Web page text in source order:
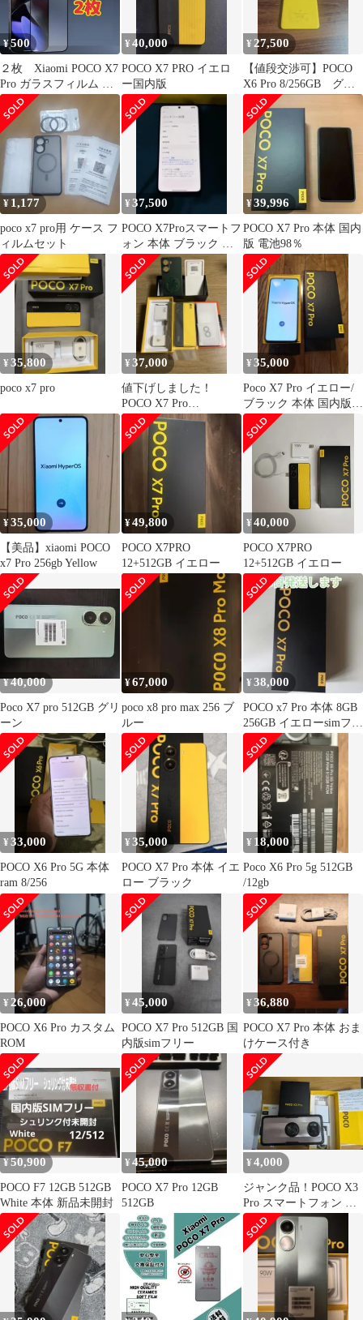
¥500
２枚 Xiaomi POCO X7
Pro ガラスフィルム 強
化 黒枠 9H
¥40,000
POCO X7 PRO イエロ
ー国内版
¥ 27,500
【値段交渉可】POCO
X6 Pro 8/256GB グロ
ーバル版 SIMフリー
¥ 1,177
poco x7 pro用 ケース フ
ィルムセット
¥37,500
POCO X7Proスマートフ
ォン 本体 ブラック イ
エロー
¥39,996
POCO X7 Pro 本体 国内
版 電池98％
¥35,800
poco x7 pro
¥37,000
値下げしました！
POCO X7 Pro
8GB/256GB イエロー 本
体
¥35,000
Poco X7 Pro イエロー/
ブラック 本体 国内版
SIMフリー256GB
¥35,000
【美品】xiaomi POCO
x7 Pro 256gb Yellow
¥49,800
POCO X7PRO
12+512GB イエロー
¥40,000
POCO X7PRO
12+512GB イエロー
¥40,000
Poco X7 pro 512GB グリ
ーン
¥67,000
poco x8 pro max 256 ブ
ルー
¥38,000
POCO x7 Pro 本体 8GB
256GB イエローsimフリ
ー
¥33,000
POCO X6 Pro 5G 本体
ram 8/256
¥35,000
POCO X7 Pro 本体 イエ
ロー ブラック
¥ 18,000
Poco X6 Pro 5g 512GB
/12gb
¥ 26,000
POCO X6 Pro カスタム
ROM
¥45,000
POCO X7 Pro 512GB 国
内版simフリー
¥36,880
POCO X7 Pro 本体 おま
けケース付き
¥50,900
POCO F7 12GB 512GB
White 本体 新品未開封
¥45,000
POCO X7 Pro 12GB
512GB
¥4,000
ジャンク品！POCO X3
Pro スマートフォン 本
体